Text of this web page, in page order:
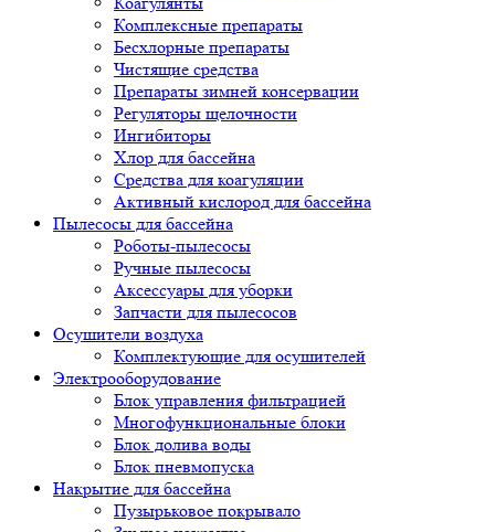
Комплексные препараты
Бесхлорные препараты
Чистящие средства
Препараты зимней консервации
Регуляторы щелочности
Ингибиторы
Хлор для бассейна
Средства для коагуляции
Активный кислород для бассейна
Пылесосы для бассейна
Роботы-пылесосы
Ручные пылесосы
Аксессуары для уборки
Запчасти для пылесосов
Осушители воздуха
Комплектующие для осушителей
Электрооборудование
Блок управления фильтрацией
Многофункциональные блоки
Блок долива воды
Блок пневмопуска
Накрытие для бассейна
Пузырьковое покрывало